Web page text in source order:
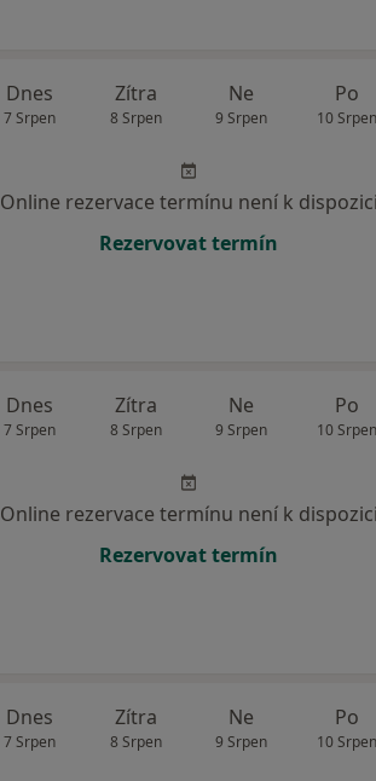
Dnes
7 Srpen
Zítra
8 Srpen
Ne
9 Srpen
Po
10 Srpen
Online rezervace termínu není k dispozici
Rezervovat termín
Dnes
7 Srpen
Zítra
8 Srpen
Ne
9 Srpen
Po
10 Srpen
Online rezervace termínu není k dispozici
Rezervovat termín
Dnes
7 Srpen
Zítra
8 Srpen
Ne
9 Srpen
Po
10 Srpen